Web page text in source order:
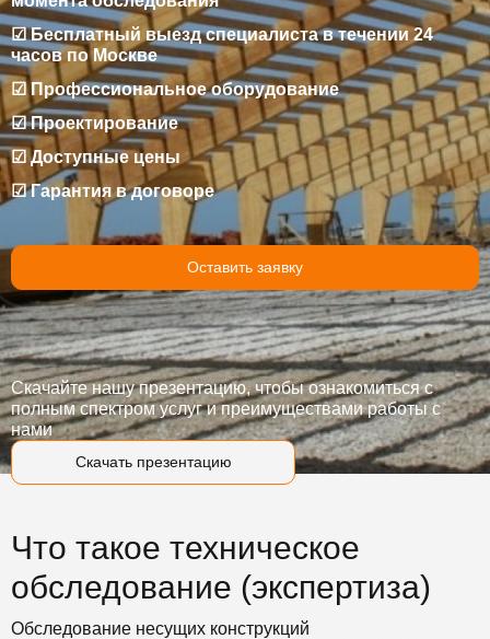
☑ Бесплатный выезд специалиста в течении 24
часов по Москве
☑ Профессиональное оборудование
☑ Проектирование
☑ Доступные цены
☑ Гарантия в договоре
Оставить заявку
Скачать презентацию
Скачайте нашу презентацию, чтобы ознакомиться с
полным спектром услуг и преимуществами работы с
нами
Что такое техническое
обследование (экспертиза)
Обследование несущих конструкций